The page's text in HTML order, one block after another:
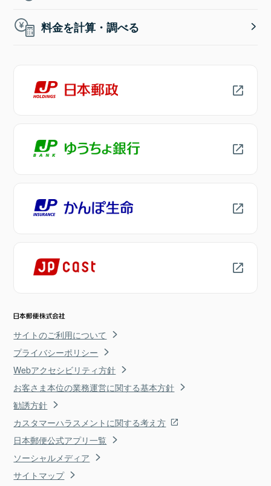
料金を計算・調べる
サイトのご利用について
プライバシーポリシー
Webアクセシビリティ方針
お客さま本位の業務運営に関する基本方針
勧誘方針
カスタマーハラスメントに関する考え方
日本郵便公式アプリ一覧
ソーシャルメディア
サイトマップ